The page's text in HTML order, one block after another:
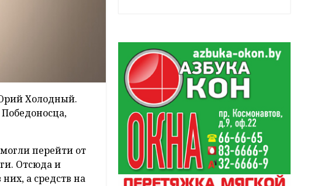
Холодный.
перейти от
Отсюда и
а средств на